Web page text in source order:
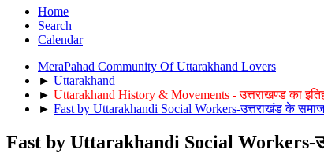
Home
Search
Calendar
MeraPahad Community Of Uttarakhand Lovers
► Uttarakhand
► Uttarakhand History & Movements - उत्तराखण्ड का
► Fast by Uttarakhandi Social Workers-उत्तराखंड के
Fast by Uttarakhandi Social Workers-